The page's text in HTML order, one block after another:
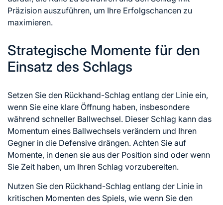
Präzision auszuführen, um Ihre Erfolgschancen zu
maximieren.
Strategische Momente für den
Einsatz des Schlags
Setzen Sie den Rückhand-Schlag entlang der Linie ein,
wenn Sie eine klare Öffnung haben, insbesondere
während schneller Ballwechsel. Dieser Schlag kann das
Momentum eines Ballwechsels verändern und Ihren
Gegner in die Defensive drängen. Achten Sie auf
Momente, in denen sie aus der Position sind oder wenn
Sie Zeit haben, um Ihren Schlag vorzubereiten.
Nutzen Sie den Rückhand-Schlag entlang der Linie in
kritischen Momenten des Spiels, wie wenn Sie den